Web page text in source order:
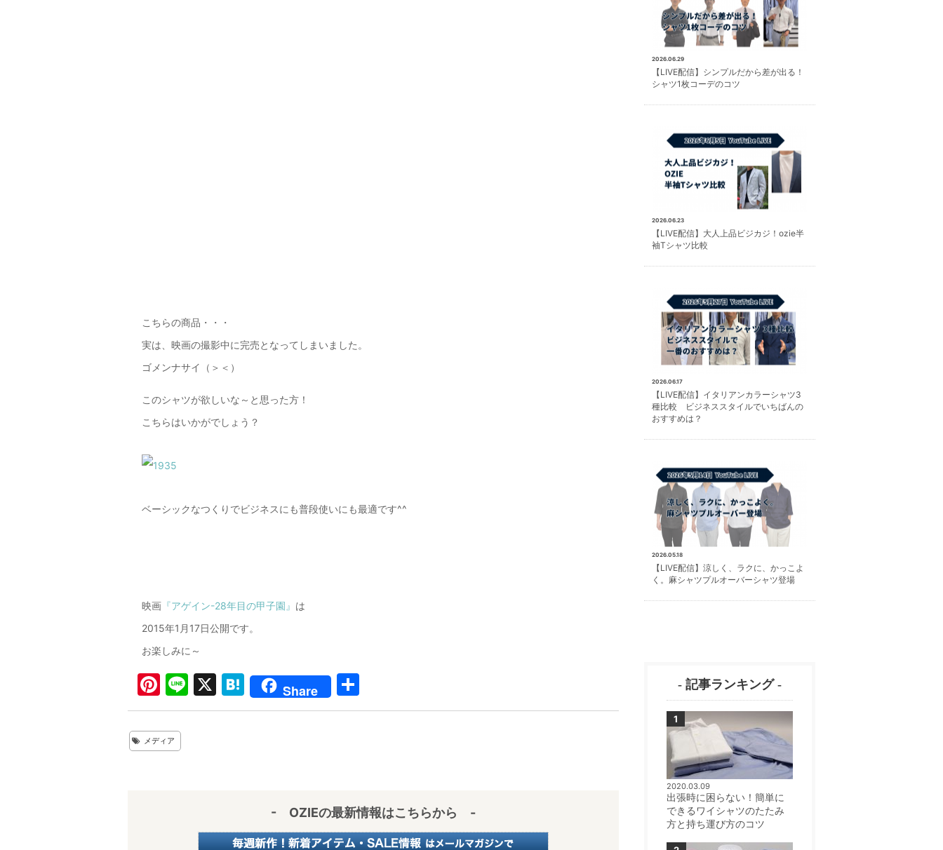
こちらの商品・・・
実は、映画の撮影中に完売となってしまいました。
ゴメンナサイ（＞＜）
このシャツが欲しいな～と思った方！
こちらはいかがでしょう？
ベーシックなつくりでビジネスにも普段使いにも最適です^^
映画 『アゲイン-28年目の甲子園』 は
2015年1月17日公開です。
お楽しみに～
Pi
nt
er
e
Li
n
X
H
at
Share
有
メディア
- OZIEの最新情報はこちらから -
2026.06.29
【LIVE配信】シンプルだから差が出る！
シャツ1枚コーデのコツ
2026.06.23
【LIVE配信】大人上品ビジカジ！ozie半
袖Tシャツ比較
2026.06.17
【LIVE配信】イタリアンカラーシャツ3
種比較 ビジネススタイルでいちばんの
おすすめは？
2026.05.18
【LIVE配信】涼しく、ラクに、かっこよ
く。麻シャツプルオーバーシャツ登場
- 記事ランキング -
2020.03.09
出張時に困らない！簡単に
できるワイシャツのたたみ
方と持ち運び方のコツ